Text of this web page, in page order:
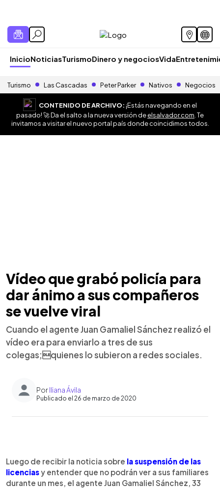
InicioNoticiasTurismoDinero y negociosVida
Turismo Las Cascadas Peter Parker Nativos Negocios
CONTENIDO DE ARCHIVO:¡Estás navegando en el
pasado! 🚀 Da el salto a la nueva versión deelsalvador.com . Te
invitamos a visitar el nuevo portal país donde coincidimos todos.
Vídeo que grabó policía para
dar ánimo a sus compañeros
se vuelve viral
Cuando el agente Juan Gamaliel Sánchez realizó el
vídeo era para enviarlo a tres de sus
colegas;quienes lo subieron a redes sociales.
PorIliana Ávila
Publicado el 26 de marzo de 2020
► Escuchar artículo
Luego de recibir la noticia sobre la suspensión de las
licenciasy entender que no podrán ver a sus familiares
durante un mes, el agente Juan Gamaliel Sánchez, 33